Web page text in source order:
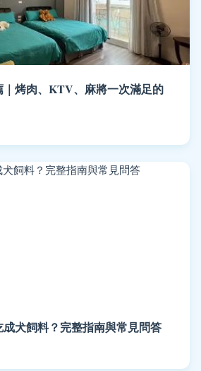
｜烤肉、KTV、麻將一次滿足的
犬飼料？完整指南與常見問答